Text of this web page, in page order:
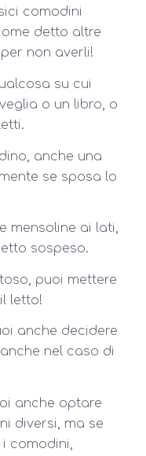
comodini
detto altre
non averli!
su cui
o un libro, o
anche una
se sposa lo
mensoline ai lati,
sospeso.
puoi mettere
letto!
anche decidere
nel caso di
anche optare
diversi, ma se
comodini,